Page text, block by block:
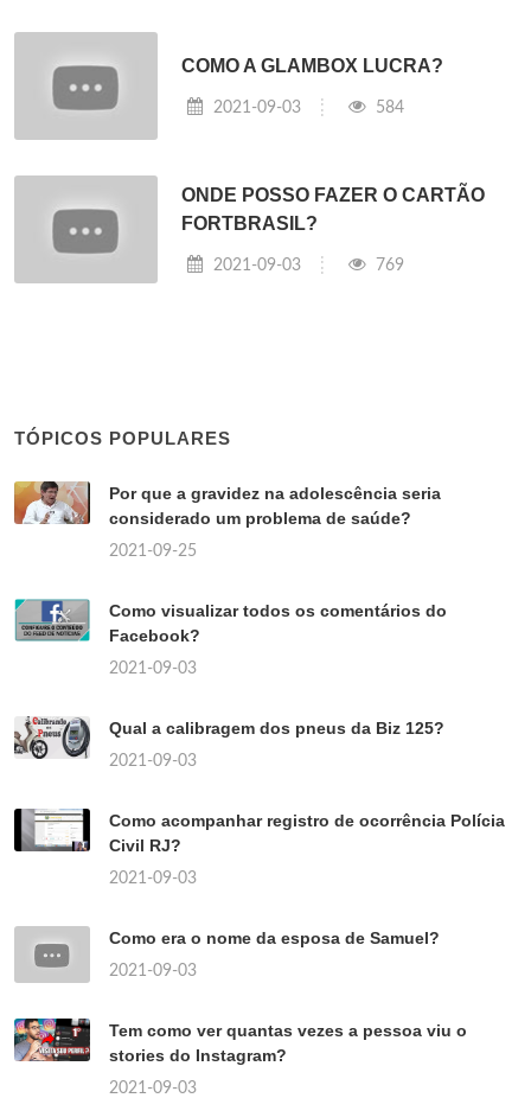
COMO A GLAMBOX LUCRA?
2021-09-03 584
ONDE POSSO FAZER O CARTÃO
FORTBRASIL?
2021-09-03 769
TÓPICOS POPULARES
Por que a gravidez na adolescência seria
considerado um problema de saúde?
2021-09-25
Como visualizar todos os comentários do
Facebook?
2021-09-03
Qual a calibragem dos pneus da Biz 125?
2021-09-03
Como acompanhar registro de ocorrência Polícia
Civil RJ?
2021-09-03
Como era o nome da esposa de Samuel?
2021-09-03
Tem como ver quantas vezes a pessoa viu o
stories do Instagram?
2021-09-03